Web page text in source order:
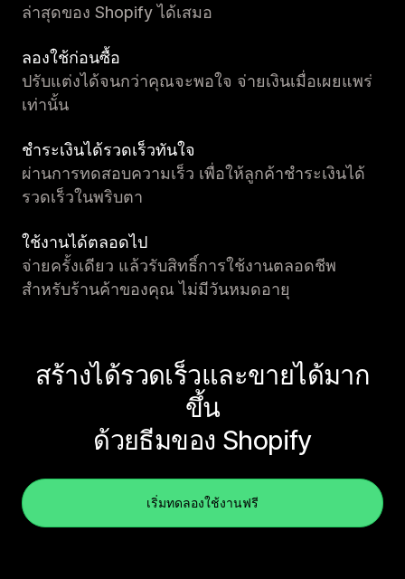
ล่าสุดของ Shopify ได้เสมอ
ลองใช้ก่อนซื้อ
ปรับแต่งได้จนกว่าคุณจะพอใจ จ่ายเงินเมื่อเผยแพร่
เท่านั้น
ชำระเงินได้รวดเร็วทันใจ
ผ่านการทดสอบความเร็ว เพื่อให้ลูกค้าชำระเงินได้
รวดเร็วในพริบตา
ใช้งานได้ตลอดไป
จ่ายครั้งเดียว แล้วรับสิทธิ์การใช้งานตลอดชีพ
สำหรับร้านค้าของคุณ ไม่มีวันหมดอายุ
สร้างได้รวดเร็วและขายได้มาก
ขึ้น
ด้วยธีมของ Shopify
เริ่มทดลองใช้งานฟรี